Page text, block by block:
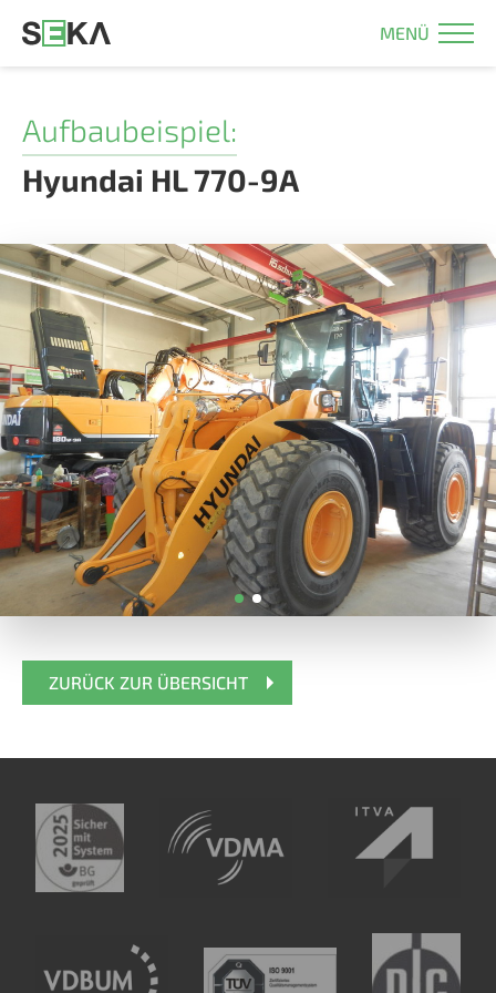
MENÜ
Aufbaubeispiel:
Hyundai HL 770-9A
ZURÜCK ZUR ÜBERSICHT